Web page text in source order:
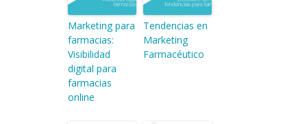
Marketing para
farmacias:
Visibilidad
digital para
farmacias
online
Tendencias en
Marketing
Farmacéutico